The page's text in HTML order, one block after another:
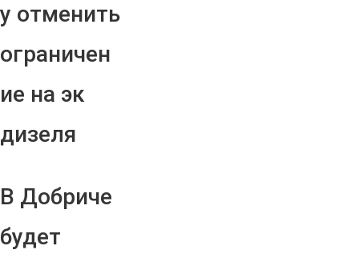
у отменить
ограничен
ие на эк
дизеля
В Добриче
будет